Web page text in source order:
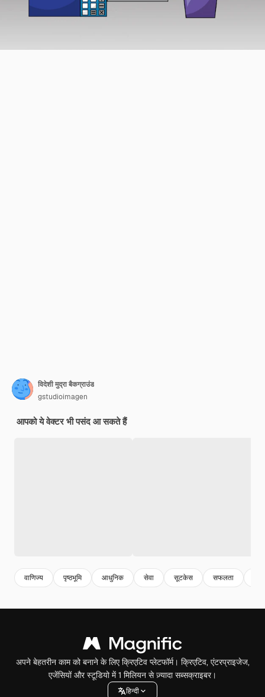
विदेशी मुद्रा बैकग्राउंड
gstudioimagen
आपको ये वेक्टर भी पसंद आ सकते हैं
वाणिज्य पृष्ठभूमि आधुनिक सेवा सूटकेस सफलता
अपने बेहतरीन काम को बनाने के लिए क्रिएटिव प्लेटफॉर्म। क्रिएटिव, एंटरप्राइजेज,
एजेंसियों और स्टूडियो में 1 मिलियन से ज़्यादा सब्सक्राइबर।
हिन्दी